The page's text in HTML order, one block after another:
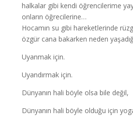
halkalar gibi kendi öğrencilerime
onların öğrecilerine…
Hocamın su gibi hareketlerinde
özgür cana bakarken neden
Uyanmak için.
Uyandırmak için.
Dünyanın hali böyle olsa bile değil,
Dünyanın hali böyle olduğu için